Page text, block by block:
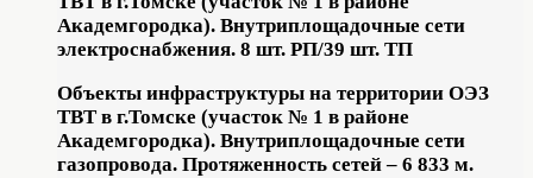
Академгородка). Внутриплощадочные сети
электроснабжения. 8 шт. РП/39 шт. ТП
Объекты инфраструктуры на территории ОЭЗ
ТВТ в г.Томске (участок № 1 в районе
Академгородка). Внутриплощадочные сети
газопровода. Протяженность сетей – 6 833 м.